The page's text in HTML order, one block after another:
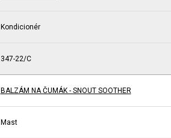
Kondicionér
347-22/C
BALZÁM NA ČUMÁK - SNOUT SOOTHER
Mast